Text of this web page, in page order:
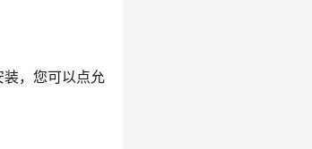
装，您可以点允